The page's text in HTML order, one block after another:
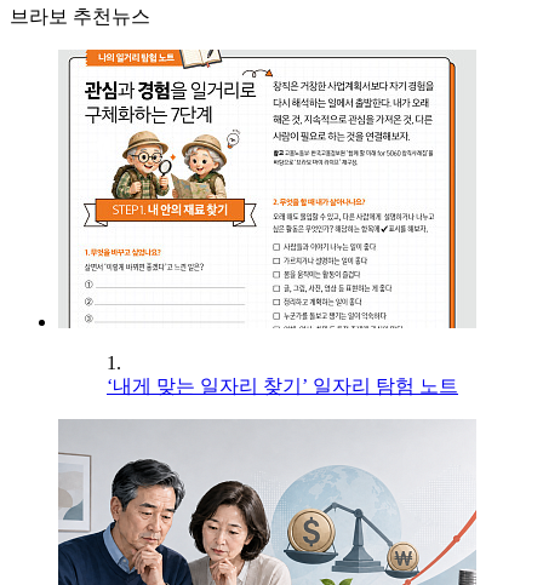
브라보 추천뉴스
1.
‘내게 맞는 일자리 찾기’ 일자리 탐험 노트